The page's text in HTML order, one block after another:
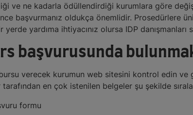
ve ne kadarla ödüllendirdiği kurumlara göre
başvurmanız oldukça önemlidir. Prosedürlere
yardıma ihtiyacınız olursa IDP danışmanları
başvurusunda
verecek kurumun web sitesini kontrol edin
en çok istenilen belgeler şu şekilde
formu